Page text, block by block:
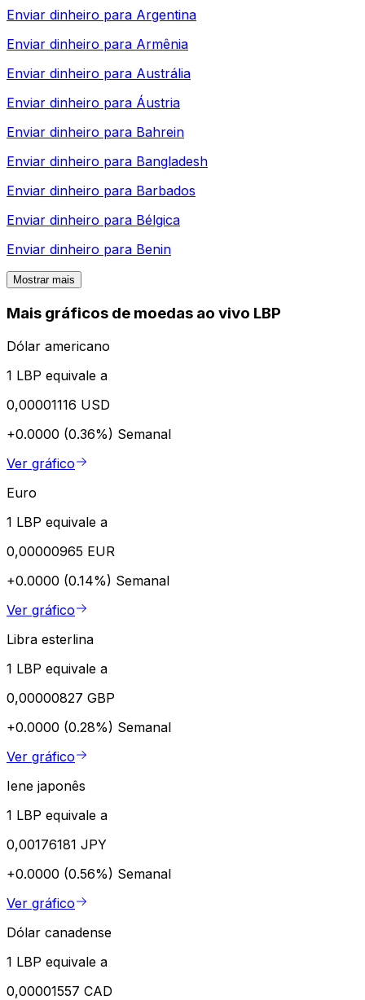
Enviar dinheiro para Argentina
Enviar dinheiro para Armênia
Enviar dinheiro para Austrália
Enviar dinheiro para Áustria
Enviar dinheiro para Bahrein
Enviar dinheiro para Bangladesh
Enviar dinheiro para Barbados
Enviar dinheiro para Bélgica
Enviar dinheiro para Benin
Mostrar mais
Mais gráficos de moedas ao vivo LBP
Dólar americano
1 LBP equivale a
0,00001116 USD
+0.0000 (0.36%) Semanal
Ver gráfico
Euro
1 LBP equivale a
0,00000965 EUR
+0.0000 (0.14%) Semanal
Ver gráfico
Libra esterlina
1 LBP equivale a
0,00000827 GBP
+0.0000 (0.28%) Semanal
Ver gráfico
Iene japonês
1 LBP equivale a
0,00176181 JPY
+0.0000 (0.56%) Semanal
Ver gráfico
Dólar canadense
1 LBP equivale a
0,00001557 CAD